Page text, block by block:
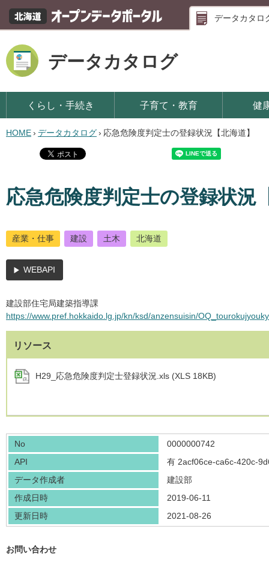
データカタロ
データカタログ
くらし・手続き 子育て・教育 健
HOME› データカタログ› 応急危険度判定士の登録状況【北海道】
応急危険度判定士の登録状況
産業・仕事 建設 土木 北海道
WEBAPI
建設部住宅局建築指導課
https://www.pref.hokkaido.lg.jp/kn/ksd/anzensuisin/
リソース
H29_応急危険度判定士登録状況.xls (XLS 18KB)
No
0000000742
API
有 2acf06ce-ca6c-420c-
データ作成者
建設部
作成日時
2019-06-11
更新日時
2021-08-26
お問い合わせ